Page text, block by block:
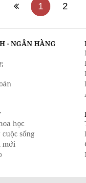
1 2
- NGÂN HÀNG
học
sống
mới